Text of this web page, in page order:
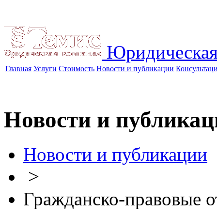
Главная Услуги Стоимость Новости и публикации
Новости и
Новости и публикации
>
Гражданско-правовые